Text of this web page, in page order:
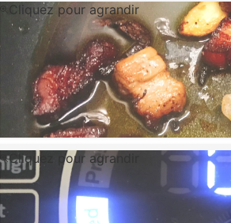
Cliquez pour agrandir
Cliquez pour agrandir